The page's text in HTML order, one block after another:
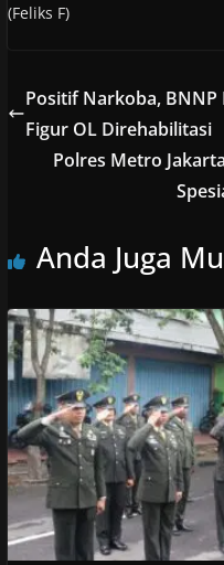
(Feliks F)
Positif Narkoba,
Figur OL Direhabilitasi
Polres Metro
Anda Juga